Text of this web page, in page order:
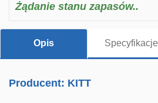
Żądanie stanu zapasów..
Opis Specyfikacje
Producent: KITT